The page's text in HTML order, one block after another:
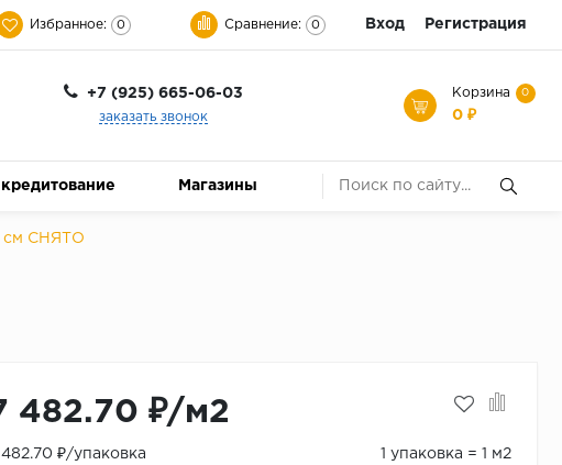
Избранное: 0 Сравнение: 0 Вход Регистрация
+7 (925) 665-06-03
заказать звонок
Корзина 0
0 ₽
Магазины
см СНЯТО
482.70 ₽/м2
482.70 ₽/упаковка 1 упаковка = 1 м2